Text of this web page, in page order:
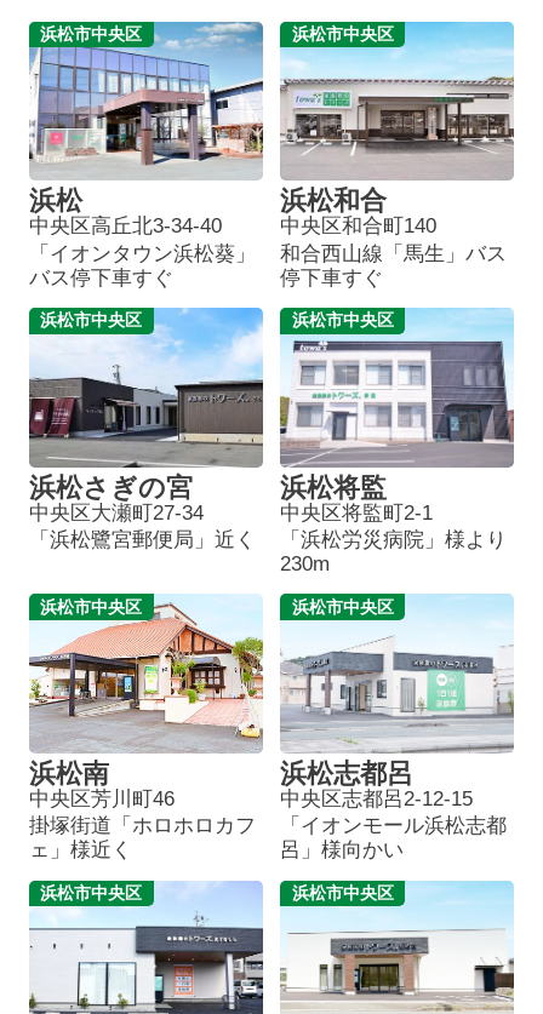
浜松市中央区
浜松
中央区高丘北3-34-40
「イオンタウン浜松葵」
バス停下車すぐ
浜松市中央区
浜松和合
中央区和合町140
和合西山線「馬生」バス
停下車すぐ
浜松市中央区
浜松さぎの宮
中央区大瀬町27-34
「浜松鷺宮郵便局」近く
浜松市中央区
浜松将監
中央区将監町2-1
「浜松労災病院」様より
230m
浜松市中央区
浜松南
中央区芳川町46
掛塚街道「ホロホロカフ
ェ」様近く
浜松市中央区
浜松志都呂
中央区志都呂2-12-15
「イオンモール浜松志都
呂」様向かい
浜松市中央区 浜松市中央区